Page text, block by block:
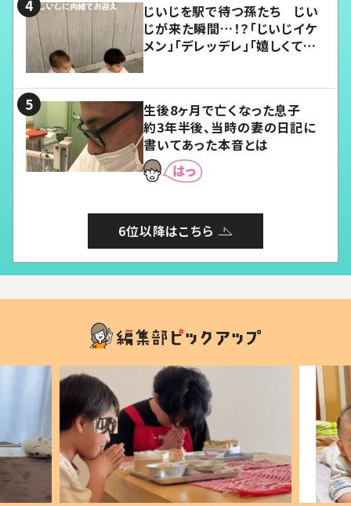
じいじを駅で待つ孫たち じい
じが来た瞬間…！？「じいじイケ
メン」「デレッデレ」「嬉しくて可
生後8ヶ月で亡くなった息子
約3年半後、当時の妻の日記に
書いてあった本音とは
6位以降はこちら